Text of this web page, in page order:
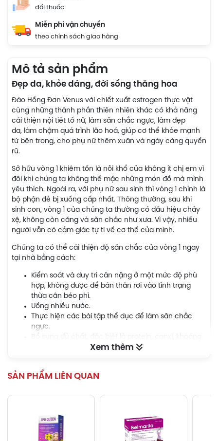
đổi thuốc
Miễn phí vận chuyển
theo chính sách giao hàng
Mô tả sản phẩm
Đẹp da, khỏe dáng, đời sống thăng hoa
Đào Hồng Đơn Venus với chiết xuất estrogen thực vật
cùng những thành phần thiên nhiên khác có khả năng
cải thiện nội tiết tố nữ, làm săn chắc ngực, làm đẹp
da, làm chậm quá trình lão hoá, giúp cơ thể khỏe mạnh
từ bên trong, cho phụ nữ thêm xuân và ngày càng quyến
rũ.
Sở hữu vòng 1 khiêm tốn là nỗi khổ của không ít chị em vì
đôi khi chúng ta không thể mặc những món đồ mà mình
yêu thích. Ngoài ra, với phụ nữ sau sinh thì vòng 1 chính là
bộ phận dễ bị xuống cấp nhất. Thông thường, sau khi
sinh con, vòng 1 của chúng ta thường có dấu hiệu chảy
xệ, không còn căng và săn chắc như xưa. Vì vậy, nhiều
người vẫn có cảm giác tự ti về cơ thể của mình.
Chúng ta có thể cải thiện độ săn chắc của vòng 1 ngay
tại nhà bằng cách:
Kiểm soát và duy trì cân nặng ở một mức độ phù
hợp, không được để bản thân rơi vào tình trạng
thừa cân béo phì.
Uống nhiều nước.
Thực hiện các bài tập thể dục để làm săn chắc
ngực.
chất và các loại vitamin.
Tránh các thói quen làm ngực chảy xệ như: Hút
thuốc, mặc áo ngực không đúng kích cỡ, không
phụ nữ trở nên tự tin hơn nhờ khả năng cải thiện vóc
dáng. Với 100% các thành phần chính được chiết xuất từ
thiên nhiên, viên uống đã được kiểm định về độ an toàn
Xem thêm
SẢN PHẨM LIÊN QUAN